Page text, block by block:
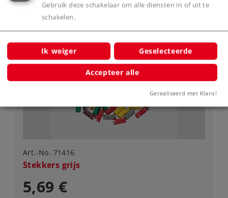
Spoor H0 Diversen
Art.-No. 71416
Stekkers grijs
5,69 €
Gebruik deze schakelaar om alle diensten in of uit te
schakelen.
Ik weiger Geselecteerde
Accepteer alle
Gerealiseerd met Klaro!